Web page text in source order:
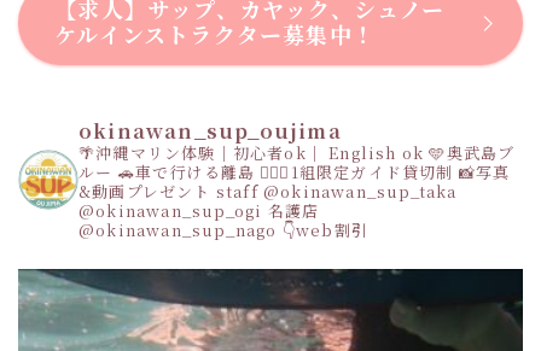
【求人】サップ、カヤック、シュノー
ケルインストラクター募集中！
okinawan_sup_oujima
🌴沖縄マリン体験｜初心者ok｜ English ok 🩵奥武島ブ
ルー 🚗車で行ける離島 👩‍❤️‍👩1組限定ガイド貸切制 📸写真
&動画プレゼント staff@okinawan_sup_taka
@okinawan_sup_ogi 名護店
@okinawan_sup_nago 👇web割引